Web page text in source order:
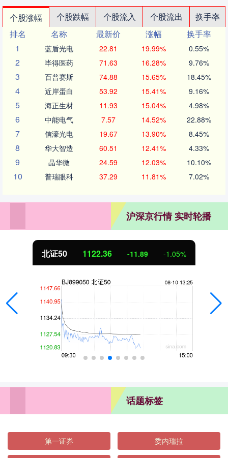
个股涨幅 个股跌幅 个股流入 个股流出
换手率
排名
名称 最新价 涨幅
换手率
1
蓝盾光电 22.81 19.99% 0.55%
2 毕得医药 71.63 16.28% 9.76%
3 百普赛斯 74.88 15.65% 18.45%
4 近岸蛋白 53.92 15.41% 9.16%
5 海正生材 11.93 15.04% 4.98%
6 中能电气 7.57 14.52% 22.88%
7 信濠光电 19.67 13.90% 8.45%
8 华大智造 60.51 12.41% 4.33%
9 晶华微 24.59 12.03% 10.10%
10 普瑞眼科 37.29 11.81% 7.02%
沪深京行情 实时轮播
北证50 1122.36 -11.89 -1.05%
话题标签
第一证券 委内瑞拉